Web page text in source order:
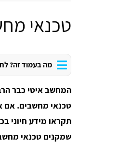
טכנאי
מה בעמוד זה?
המחשב איטי כבר
טכנאי מחשבים. אם
תקראו מידע חיוני
שמקנים טכנאי